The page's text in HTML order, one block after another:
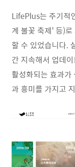
LifePlus는 주기적
계 불꽃 축제' 등)
할 수 있었습니다.
간 지속해서 업데
활성화되는 효과
과 흥미를 가지고